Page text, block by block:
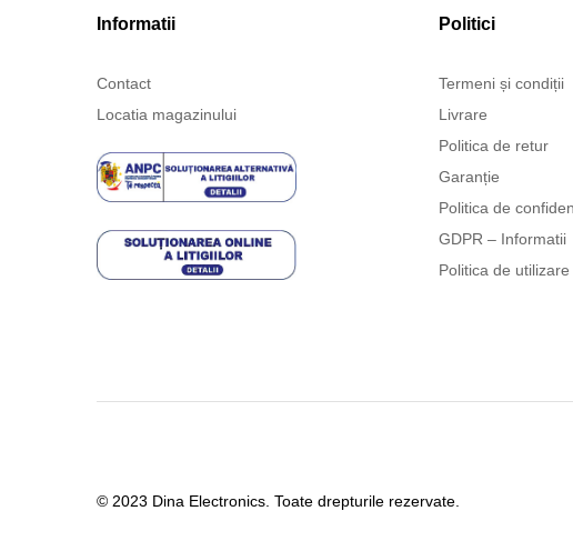
Informatii
Contact
Locatia magazinului
Politici
Termeni și condiții
Livrare
Politica de retur
Garanție
Politica de
GDPR – Informatii
Politica de
© 2023 Dina Electronics. Toate drepturile rezervate.